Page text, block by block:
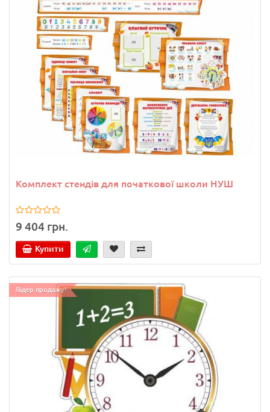
Комплект стендів для початкової школи НУШ
9 404 грн.
Купити
Лідер продажу!